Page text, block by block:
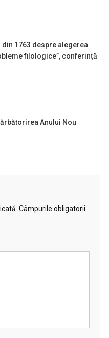
1763 despre alegerea
filologice”, conferință
Anului Nou
Câmpurile obligatorii